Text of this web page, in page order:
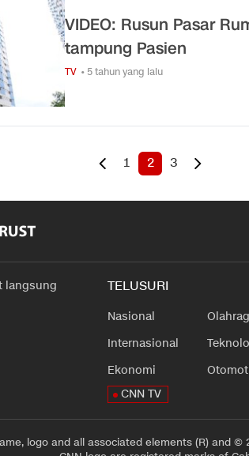
VIDEO: Rusun Pasar
tampung Pasien
TV • 5 tahun yang lalu
1 2 3
langsung
TELUSURI
Nasional
Internasional
Ekonomi
CNN TV
logo and all associated elements (R) and